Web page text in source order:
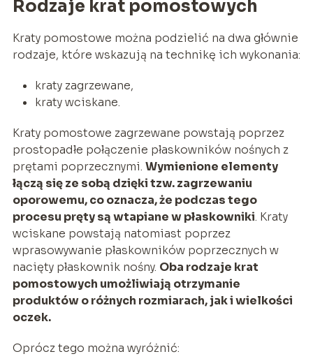
Rodzaje krat pomostowych
Kraty pomostowe można podzielić na dwa głównie
rodzaje, które wskazują na technikę ich wykonania:
kraty zagrzewane,
kraty wciskane.
Kraty pomostowe zagrzewane powstają poprzez
prostopadłe połączenie płaskowników nośnych z
prętami poprzecznymi. Wymienione elementy
łączą się ze sobą dzięki tzw. zagrzewaniu
oporowemu, co oznacza, że podczas tego
procesu pręty są wtapiane w płaskowniki. Kraty
wciskane powstają natomiast poprzez
wprasowywanie płaskowników poprzecznych w
nacięty płaskownik nośny. Oba rodzaje krat
pomostowych umożliwiają otrzymanie
produktów o różnych rozmiarach, jak i wielkości
oczek.
Oprócz tego można wyróżnić: